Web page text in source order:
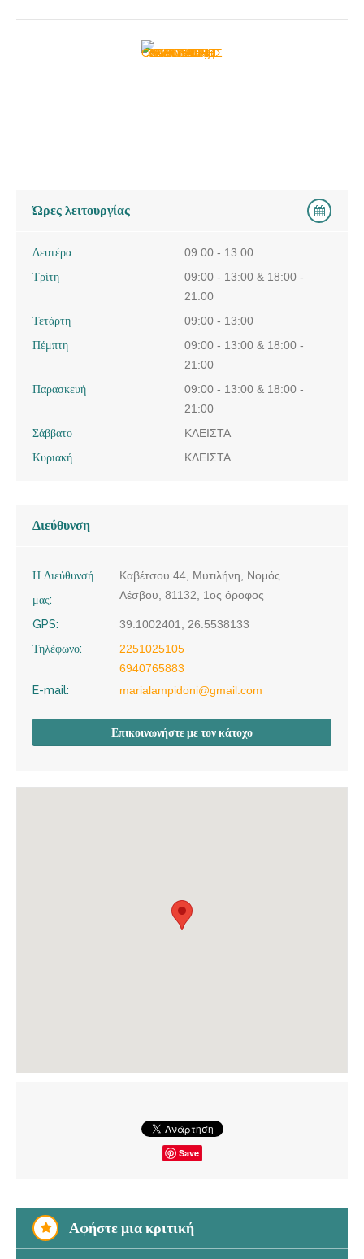
Ώρες λειτουργίας
Δευτέρα
09:00 - 13:00
Τρίτη
09:00 - 13:00 & 18:00 -
21:00
Τετάρτη
09:00 - 13:00
Πέμπτη
09:00 - 13:00 & 18:00 -
21:00
Παρασκευή
09:00 - 13:00 & 18:00 -
21:00
Σάββατο
ΚΛΕΙΣΤΑ
Κυριακή
ΚΛΕΙΣΤΑ
Διεύθυνση
Η Διεύθυνσή
μας:
Καβέτσου 44, Μυτιλήνη, Νομός
Λέσβου, 81132, 1ος όροφος
GPS:
39.1002401, 26.5538133
Τηλέφωνο:
2251025105
6940765883
E-mail:
marialampidoni@gmail.com
Επικοινωνήστε με τον κάτοχο
Save
Αφήστε μια κριτική